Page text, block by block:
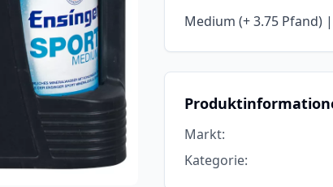
Medium (+ 3.75 Pfand) |
Markt:
Kategorie: